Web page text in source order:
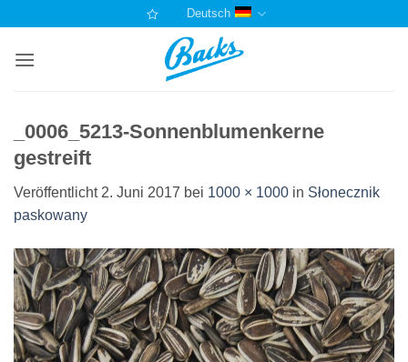
springen
Deutsch
_0006_5213-Sonnenblumenkerne
gestreift
Veröffentlicht 2. Juni 2017 bei 1000 × 1000 in Słonecznik
paskowany